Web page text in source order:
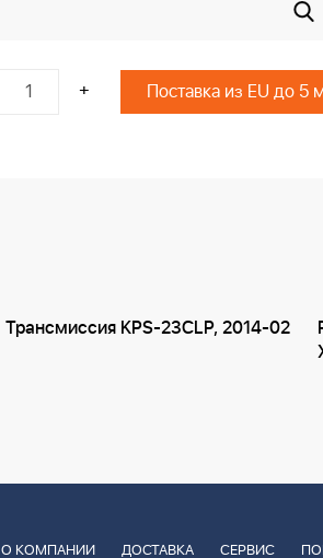
+ Поставка из EU до 5
Трансмиссия KPS-23CLP, 2014-02
О КОМПАНИИ ДОСТАВКА СЕРВИС